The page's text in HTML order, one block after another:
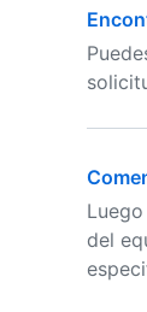
del